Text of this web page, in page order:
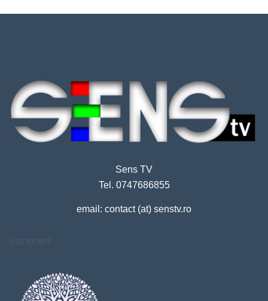
Sens TV
Tel. 0747686855
email: contact (at) senstv.ro